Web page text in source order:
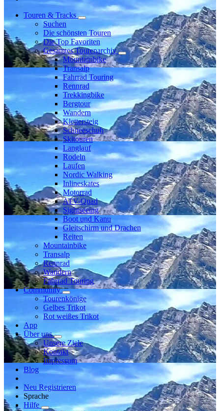
Touren & Tracks
Suchen
Die schönsten Touren
Die Top Favoriten
Gesamtes Tourenarchiv
Mountainbike
Transalp
Fahrrad Touring
Rennrad
Trekkingbike
Bergtour
Wandern
Klettersteig
Schneeschuh
Skitouren
Langlauf
Rodeln
Laufen
Nordic Walking
Inlineskates
Motorrad
ATV-Quad
Sightseeing
Boot und Kanu
Gleitschirm und Drachen
Reiten
Mountainbike
Transalp
Rennrad
Wandern
Fahrrad Touring
Community
Tourenkönige
Gelbes Trikot
Rot weißes Trikot
App
Über uns
Unsere Ziele
Kontakt
Impressum
Blog
Neu Registrieren
Sprache
Hilfe